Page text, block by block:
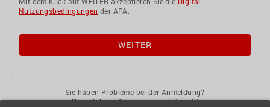
Nutzungsbedingungen der APA.
Sie haben Probleme bei der Anmeldung?
KontaktierenSie uns gerne jederzeit!